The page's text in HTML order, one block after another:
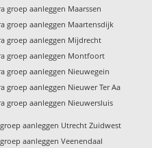
groep aanleggen Maarssen
groep aanleggen Maartensdijk
groep aanleggen Mijdrecht
groep aanleggen Montfoort
groep aanleggen Nieuwegein
groep aanleggen Nieuwer Ter Aa
groep aanleggen Nieuwersluis
aanleggen Utrecht Zuidwest
aanleggen Veenendaal